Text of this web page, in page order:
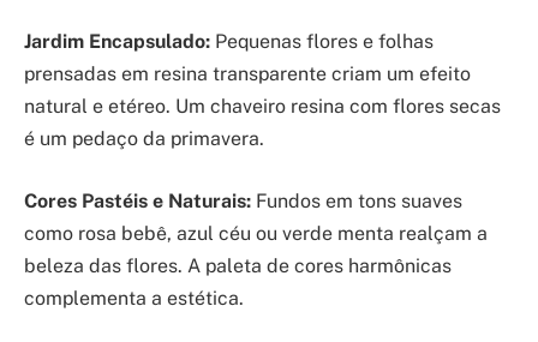
Jardim Encapsulado: Pequenas flores e folhas
prensadas em resina transparente criam um efeito
natural e etéreo. Um chaveiro resina com flores secas
é um pedaço da primavera.
Cores Pastéis e Naturais: Fundos em tons suaves
como rosa bebê, azul céu ou verde menta realçam a
beleza das flores. A paleta de cores harmônicas
complementa a estética.